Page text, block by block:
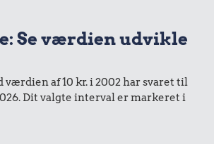
Se værdien udvikle
værdien af 10 kr. i 2002 har svaret til
Dit valgte interval er markeret i